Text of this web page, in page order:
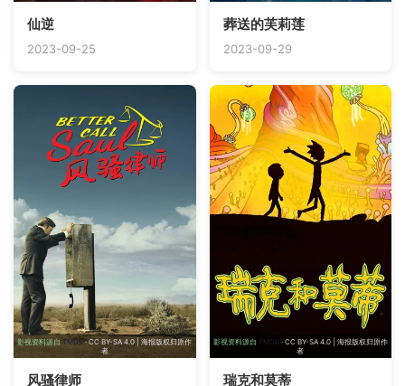
仙逆
2023-09-25
葬送的芙莉莲
2023-09-29
影视资料源自TMDB· CC BY-SA 4.0 | 海报版权归原作
者
风骚律师
影视资料源自 TMDB· CC BY-SA 4.0 | 海报版权归原作
者
瑞克和莫蒂